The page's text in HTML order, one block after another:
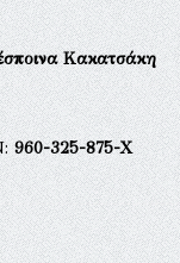
Κακατσάκη
960-325-875-Χ